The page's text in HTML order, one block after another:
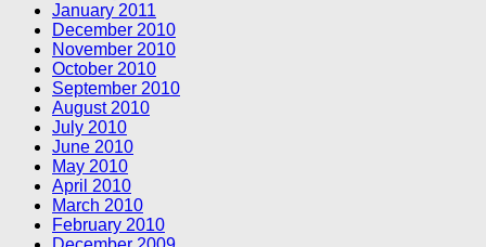
January 2011
December 2010
November 2010
October 2010
September 2010
August 2010
July 2010
June 2010
May 2010
April 2010
March 2010
February 2010